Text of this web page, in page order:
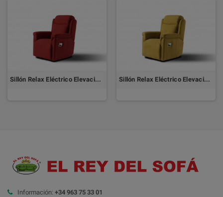
Sillón Relax Eléctrico Elevación 1 Motor OSAKA Sillón Relax Eléctrico Elevación 2 Motores OSAKA
Información: +34 963 75 33 01